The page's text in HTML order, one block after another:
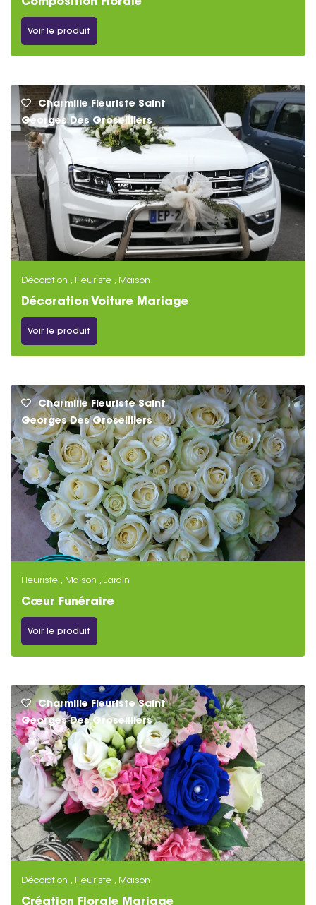
Voir le produit
Charmille Fleuriste Saint
Georges Des Groseilliers
Décoration , Fleuriste , Maison
Décoration Voiture Mariage
Voir le produit
Charmille Fleuriste Saint
Georges Des Groseilliers
Fleuriste , Maison , Jardin
Cœur Funéraire
Voir le produit
Charmille Fleuriste Saint
Georges Des Groseilliers
Décoration , Fleuriste , Maison
Création Florale Mariage